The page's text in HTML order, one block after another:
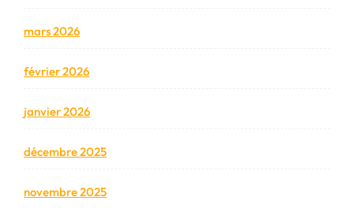
mars 2026
février 2026
janvier 2026
décembre 2025
novembre 2025